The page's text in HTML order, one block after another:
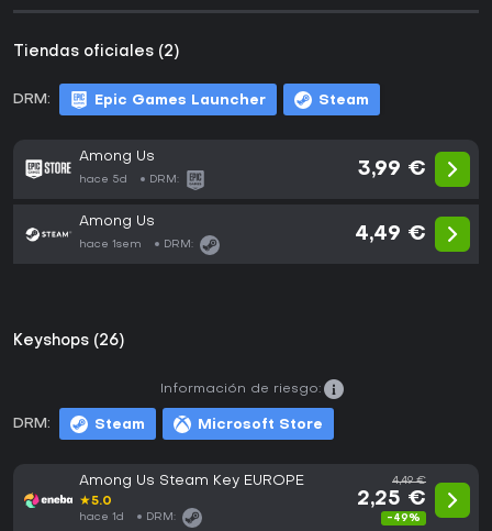
Tiendas oficiales (2)
DRM: Epic Games Launcher Steam
Among Us
hace 5d DRM:
3,99 €
Among Us
hace 1sem DRM:
4,49 €
Keyshops (26)
DRM: Steam Microsoft Store
Información de riesgo:
Among Us Steam Key EUROPE
★5.0
hace 1d DRM:
4,49 €
2,25 €
-49%